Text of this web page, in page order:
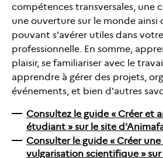
compétences transversales, une
une ouverture sur le monde ainsi
pouvant s'avérer utiles dans
professionnelle. En somme,
plaisir, se familiariser avec le
apprendre à gérer des projets,
événements, et bien d'autres
Consultez le guide « Créer et
étudiant » sur le site
Consulter le guide « Créer
vulgarisation scientifique »